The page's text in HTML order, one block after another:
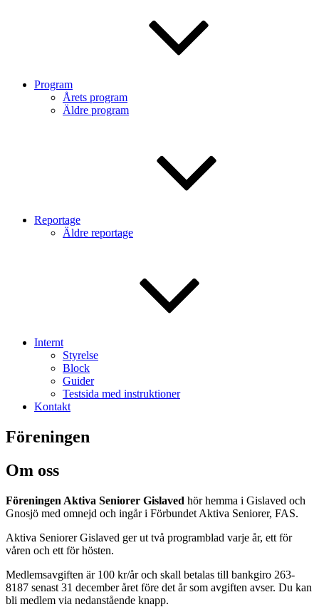
Program
Årets program
Äldre program
Reportage
Äldre reportage
Internt
Styrelse
Block
Guider
Testsida med instruktioner
Kontakt
Föreningen
Om oss
Föreningen Aktiva Seniorer Gislaved hör hemma i Gislaved och
Gnosjö med omnejd och ingår i Förbundet Aktiva Seniorer, FAS.
Aktiva Seniorer Gislaved ger ut två programblad varje år, ett för
våren och ett för hösten.
Medlemsavgiften är 100 kr/år och skall betalas till bankgiro 263-
8187 senast 31 december året före det år som avgiften avser. Du kan
bli medlem via nedanstående knapp.